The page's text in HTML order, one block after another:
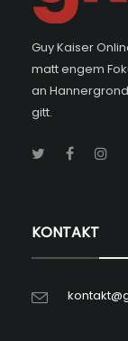
Guy Kaiser
matt engem
an
gitt.
KONTAKT